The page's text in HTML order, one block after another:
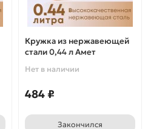
Кружка из нержавеющей
стали 0,44 л Амет
Нет в наличии
484 ₽
Закончился